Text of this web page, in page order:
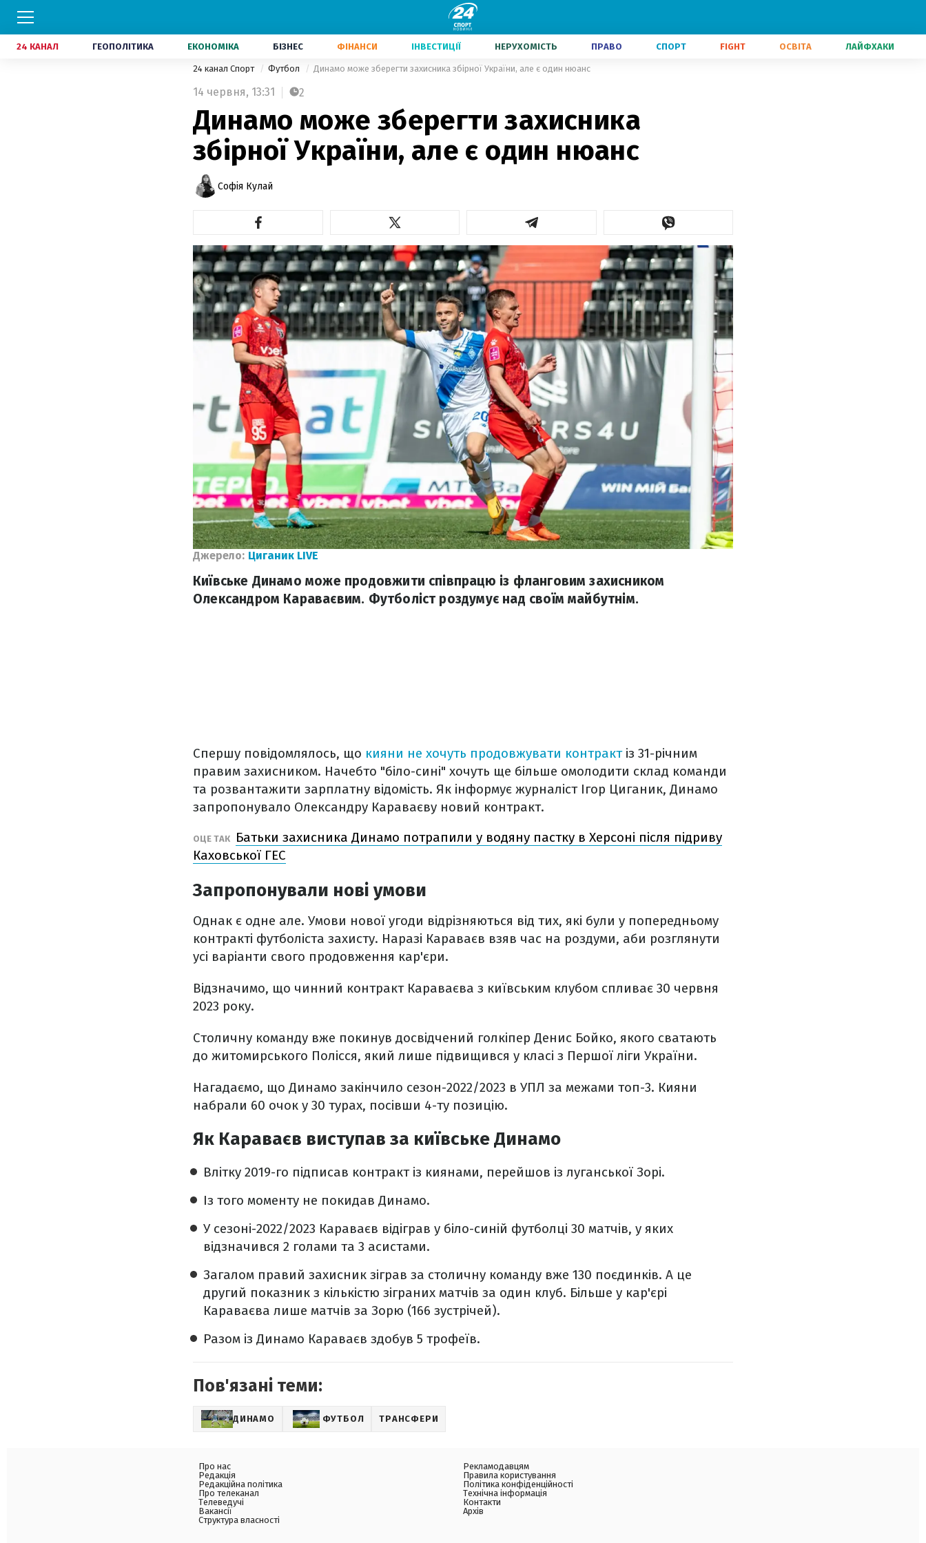
24 КАНАЛ ГЕОПОЛІТИКА ЕКОНОМІКА БІЗНЕС ФІНАНСИ ІНВЕСТИЦІЇ НЕРУХОМІСТЬ ПРАВО СПОРТ FIGHT ОСВІТА ЛАЙФХАКИ
24 канал Спорт Футбол Динамо може зберегти захисника збірної України, але є один нюанс
14 червня, 13:31 2
Динамо може зберегти захисника
збірної України, але є один нюанс
Софія Кулай
Джерело: Циганик LIVE
Київське Динамо може продовжити співпрацю із фланговим захисником
Олександром Караваєвим. Футболіст роздумує над своїм майбутнім.
Спершу повідомлялось, що кияни не хочуть продовжувати контрактіз 31-річним
правим захисником. Начебто "біло-сині" хочуть ще більше омолодити склад команди
та розвантажити зарплатну відомість. Як інформує журналіст Ігор Циганик, Динамо
запропонувало Олександру Караваєву новий контракт.
ОЦЕ ТАК
Батьки захисника Динамо потрапили у водяну пастку в Херсоні після підриву
Каховської ГЕС
Запропонували нові умови
Однак є одне але. Умови нової угоди відрізняються від тих, які були у попередньому
контракті футболіста захисту. Наразі Караваєв взяв час на роздуми, аби розглянути
усі варіанти свого продовження кар'єри.
Відзначимо, що чинний контракт Караваєва з київським клубом спливає 30 червня
2023 року.
Столичну команду вже покинув досвідчений голкіпер Денис Бойко, якого сватають
до житомирського Полісся, який лише підвищився у класі з Першої ліги України.
Нагадаємо, що Динамо закінчило сезон-2022/2023 в УПЛ за межами топ-3. Кияни
набрали 60 очок у 30 турах, посівши 4-ту позицію.
Як Караваєв виступав за київське Динамо
Влітку 2019-го підписав контракт із киянами, перейшов із луганської Зорі.
Із того моменту не покидав Динамо.
У сезоні-2022/2023 Караваєв відіграв у біло-синій футболці 30 матчів, у яких
відзначився 2 голами та 3 асистами.
Загалом правий захисник зіграв за столичну команду вже 130 поєдинків. А це
другий показник з кількістю зіграних матчів за один клуб. Більше у кар'єрі
Караваєва лише матчів за Зорю (166 зустрічей).
Разом із Динамо Караваєв здобув 5 трофеїв.
Пов'язані теми:
ДИНАМО ФУТБОЛ ТРАНСФЕРИ
Про нас
Редакція
Редакційна політика
Про телеканал
Телеведучі
Вакансії
Структура власності
Рекламодавцям
Правила користування
Політика конфіденційності
Технічна інформація
Контакти
Архів